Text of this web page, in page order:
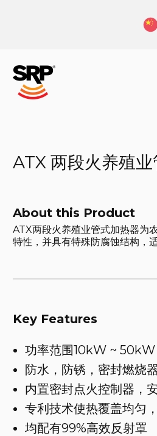
ATX 两段火养殖
About this Product
ATX两段火养殖业管式加热器为
特性，并具有特殊防腐蚀结构，
Key Features
功率范围10kW ~ 50kW
防水，防锈，密封燃烧
内置密封点火控制器，
专利技术使热覆盖均匀
均配有99%高效反射罩